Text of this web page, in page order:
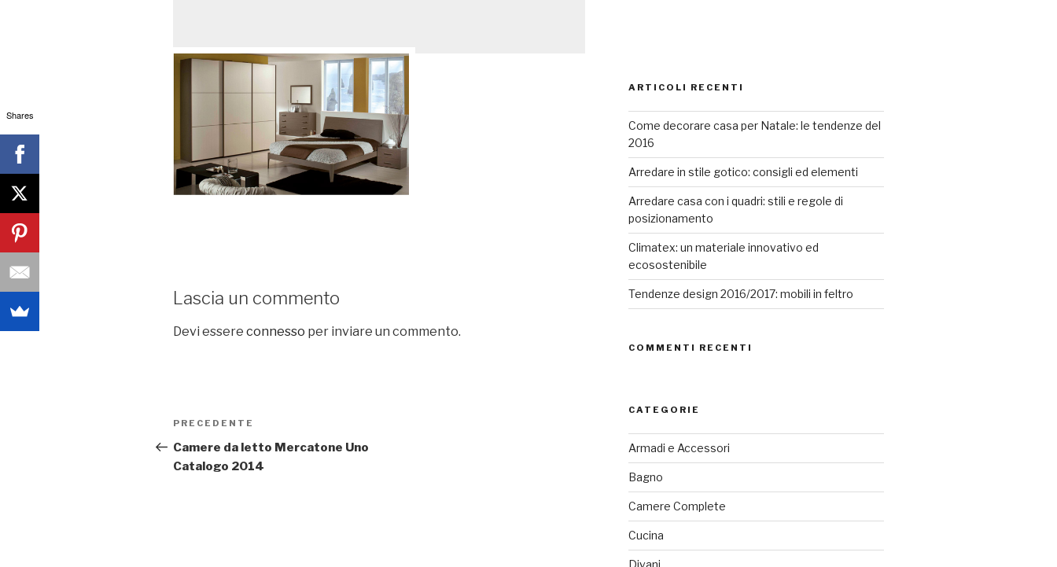
Lascia un commento
Devi essere connesso per inviare un commento.
Navigazione
articoli
Articolo
precedente:
PRECEDENTE
Camere da letto Mercatone Uno
Catalogo 2014
ARTICOLI RECENTI
Come decorare casa per Natale: le tendenze del
2016
Arredare in stile gotico: consigli ed elementi
Arredare casa con i quadri: stili e regole di
posizionamento
Climatex: un materiale innovativo ed
ecosostenibile
Tendenze design 2016/2017: mobili in feltro
COMMENTI RECENTI
CATEGORIE
Armadi e Accessori
Bagno
Camere Complete
Cucina
Shares